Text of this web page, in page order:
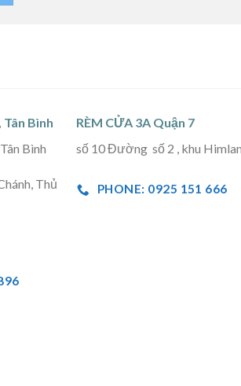
Bình
Bình
Thủ
RÈM CỬA 3A Quận 7
số 10 Đường số 2 , khu
PHONE: 0925 151 666